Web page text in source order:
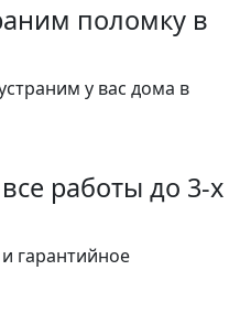
поломку в
у вас дома в
работы до 3-х
гарантийное